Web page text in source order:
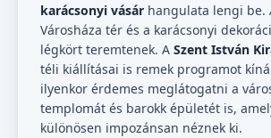
karácsonyi vásár hangulata lengi be.
Városháza tér és a karácsonyi
légkört teremtenek. A Szent István
téli kiállításai is remek programot
ilyenkor érdemes meglátogatni a
templomát és barokk épületét is,
különösen impozánsan néznek ki.